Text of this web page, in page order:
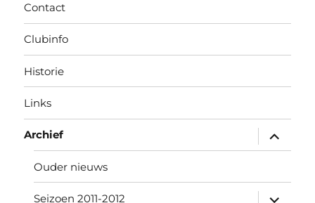
Contact
Clubinfo
Historie
Links
Archief
Ouder nieuws
Seizoen 2011-2012